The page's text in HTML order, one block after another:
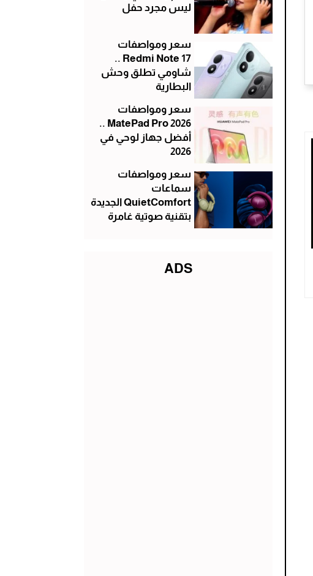
ليس مجرد حفل
سعر ومواصفات
Redmi Note 17 ..
شاومي تطلق وحش
البطارية
سعر ومواصفات
MatePad Pro 2026 ..
أفضل جهاز لوحي في
2026
سعر ومواصفات
سماعات
QuietComfort الجديدة
بتقنية صوتية غامرة
ADS